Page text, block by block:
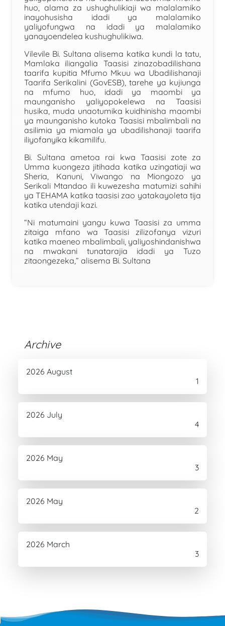
huo, alama za ushughulikiaji wa malalamiko
inayohusisha idadi ya malalamiko
yaliyofungwa na idadi ya malalamiko
yanayoendelea kushughulikiwa.
Vilevile Bi. Sultana alisema katika kundi la tatu,
Mamlaka iliangalia Taasisi zinazobadilishana
taarifa kupitia Mfumo Mkuu wa Ubadilishanaji
Taarifa Serikalini (GovESB), tarehe ya kujiunga
na mfumo huo, idadi ya maombi ya
maunganisho yaliyopokelewa na Taasisi
husika, muda unaotumika kuidhinisha maombi
ya maunganisho kutoka Taasisi mbalimbali na
asilimia ya miamala ya ubadilishanaji taarifa
iliyofanyika kikamilifu.
Bi. Sultana ametoa rai kwa Taasisi zote za
Umma kuongeza jitihada katika uzingatiaji wa
Sheria, Kanuni, Viwango na Miongozo ya
Serikali Mtandao ili kuwezesha matumizi sahihi
ya TEHAMA katika taasisi zao yatakayoleta tija
katika utendaji kazi.
“Ni matumaini yangu kuwa Taasisi za umma
zitaiga mfano wa Taasisi zilizofanya vizuri
katika maeneo mbalimbali, yaliyoshindanishwa
na mwakani tunatarajia idadi ya Tuzo
zitaongezeka,” alisema Bi. Sultana
Archive
2026 August
1
2026 July
4
2026 May
3
2026 May
2
2026 March
3